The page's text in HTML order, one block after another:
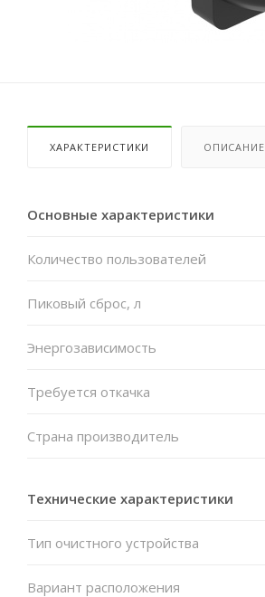
ХАРАКТЕРИСТИКИ ОПИСАНИЕ
Основные характеристики
Количество пользователей
Пиковый сброс, л
Энергозависимость
Требуется откачка
Страна производитель
Технические характеристики
Тип очистного устройства
Вариант расположения